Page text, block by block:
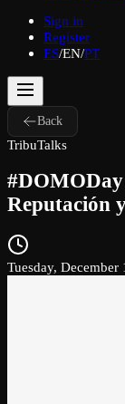
Sign in
Register
ES/EN/PT
Back
TribuTalks
#DOMODay
Reputación
Tuesday,